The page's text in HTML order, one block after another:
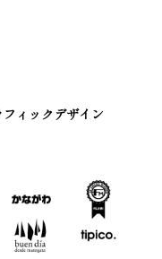
ィックデザイン